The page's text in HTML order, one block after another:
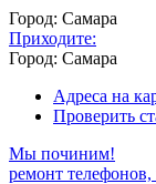
Город: Самара
Приходите:
Город: Самара
Адреса на
Проверить
Мы починим!
ремонт